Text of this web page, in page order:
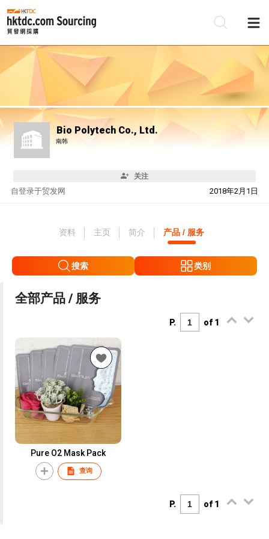
Bio Polytech Co., Ltd.
南韩
关注
自 2018年2月1日
登录于贸发网
资料 主页 简介 产品 / 服务
搜索 类别
全部产品 / 服务
P. of 1
Pure O2 Mask Pack
查询
P. of 1